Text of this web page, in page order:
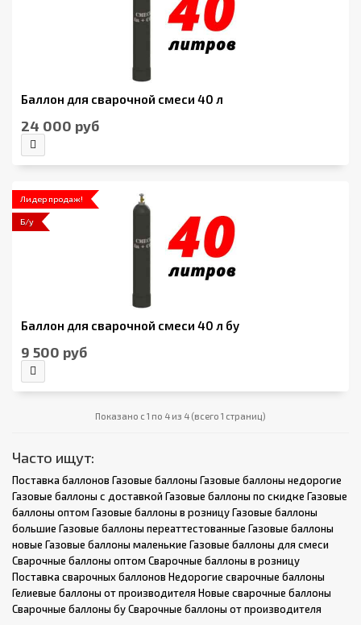
Баллон для сварочной смеси 40 л
24 000 руб
Лидер продаж!
Б/у
Баллон для сварочной смеси 40 л бу
9 500 руб
Показано с 1 по 4 из 4 (всего 1 страниц)
Часто ищут:
Поставка баллонов Газовые баллоны Газовые баллоны недорогие
Газовые баллоны с доставкой Газовые баллоны по скидке Газовые
баллоны оптом Газовые баллоны в розницуГазовые баллоны
большие Газовые баллоны переаттестованные Газовые баллоны
новые Газовые баллоны маленькие Газовые баллоны для смеси
Сварочные баллоны оптом Сварочные баллоны в розницу
Поставка сварочных баллонов Недорогие сварочные баллоны
Гелиевые баллоны от производителя Новые сварочные баллоны
Сварочные баллоны буСварочные баллоны от производителя